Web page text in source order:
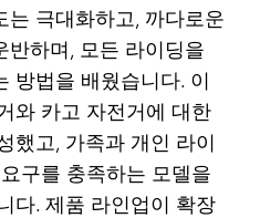
는 극대화하고, 까다로운
반하며, 모든 라이딩을
방법을 배웠습니다. 이
와 카고 자전거에 대한
했고, 가족과 개인 라이
구를 충족하는 모델을
다. 제품 라인업이 확장